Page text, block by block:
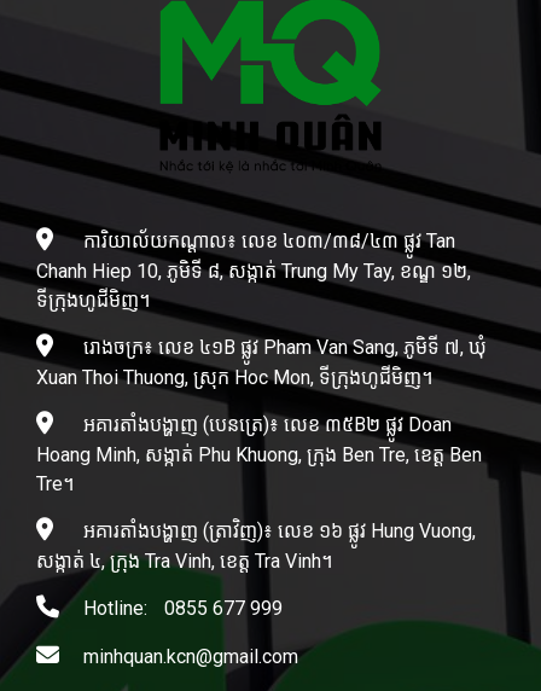
ការិយាល័យកណ្តាល៖ លេខ ៤០៣/៣៨/៤៣ ផ្លូវ Tan
Chanh Hiep 10, ភូមិទី ៨, សង្កាត់ Trung My Tay, ខណ្ឌ ១២,
ទីក្រុងហូជីមិញ។
រោងចក្រ៖ លេខ ៤១B ផ្លូវ Pham Van Sang, ភូមិទី ៧, ឃុំ
Xuan Thoi Thuong, ស្រុក Hoc Mon, ទីក្រុងហូជីមិញ។
អគារតាំងបង្ហាញ (បេនត្រេ)៖ លេខ ៣៥B២ ផ្លូវ Doan
Hoang Minh, សង្កាត់ Phu Khuong, ក្រុង Ben Tre, ខេត្ត Ben
Tre។
អគារតាំងបង្ហាញ (ត្រាវិញ)៖ លេខ ១៦ ផ្លូវ Hung Vuong,
សង្កាត់ ៤, ក្រុង Tra Vinh, ខេត្ត Tra Vinh។
Hotline: 0855 677 999
minhquan.kcn@gmail.com